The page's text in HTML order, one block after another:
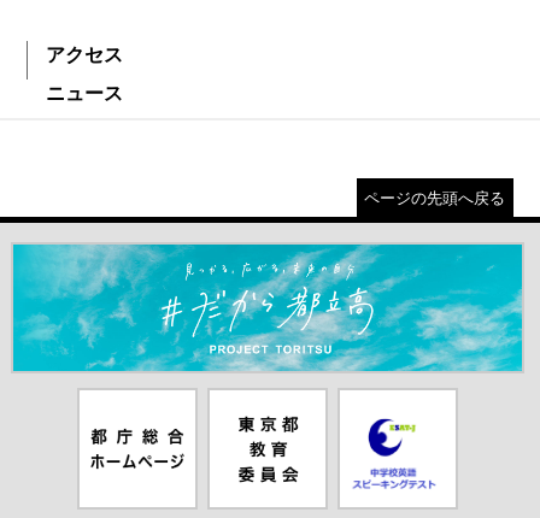
アクセス
ニュース
ページの先頭へ戻る
＃だから都立高（別ウインドウが開きます）
ムページ（別
ウインドウが
員会（別ウイ
ンドウが開き
ピーキングテ
スト（別ウイ
ンドウが開き